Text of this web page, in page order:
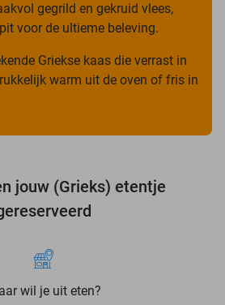
gegrild en gekruid vlees,
voor de ultieme beleving.
Griekse kaas die verrast in
warm uit de oven of fris in
jouw (Grieks) etentje
wil je uit eten?